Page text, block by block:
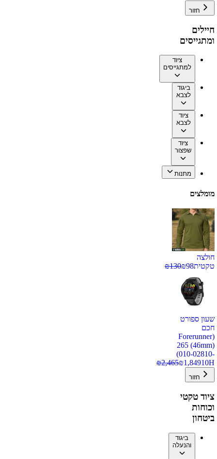
חזור
חיילים
ומתגייסים
ציוד
למתגייסים
ביגוד
לצבא
ציוד
לצבא
ציוד
שפצור
מתנות
מומלצים
חולצה
טקטית
₪98
₪130
שעון ספורט
חכם
(Forerunner
265 (46mm)
(010-02810-
10H
₪1,849
₪2,465
חזור
ציוד טקטי
וכוחות
ביטחון
ביגוד
והנעלה